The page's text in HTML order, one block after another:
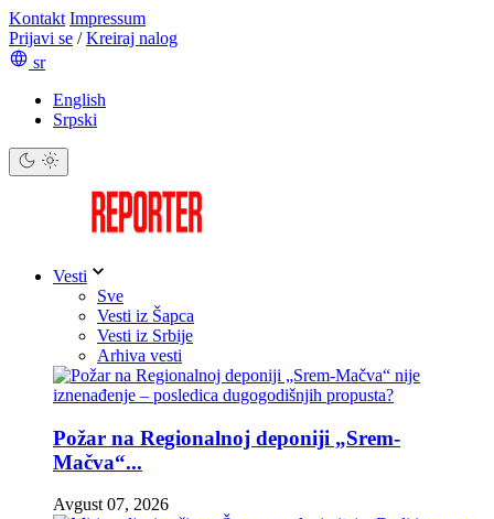
Kontakt Impressum
Prijavi se / Kreiraj nalog
sr
English
Srpski
Vesti
Sve
Vesti iz Šapca
Vesti iz Srbije
Arhiva vesti
Požar na Regionalnoj deponiji „Srem-
Mačva“...
Avgust 07, 2026